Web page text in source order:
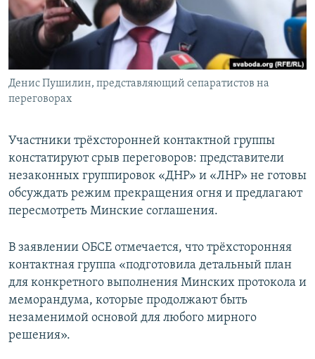
ПОБЕДИТЕЛЕЙ НЕ СУДЯТ?
КРЫМ.НЕПОКОРЕННЫЙ
ELIFBE
УКРАИНСКАЯ ПРОБЛЕМА КРЫМА
ПРИСОЕДИНЯЙТЕСЬ!
Все сайты RFE/RL
Денис Пушилин, представляющий сепаратистов на
переговорах
Участники трёхсторонней контактной группы
констатируют срыв переговоров: представители
незаконных группировок «ДНР» и «ЛНР» не готовы
обсуждать режим прекращения огня и предлагают
пересмотреть Минские соглашения.
В заявлении ОБСЕ отмечается, что трёхсторонняя
контактная группа «подготовила детальный план
для конкретного выполнения Минских протокола и
меморандума, которые продолжают быть
незаменимой основой для любого мирного
решения».